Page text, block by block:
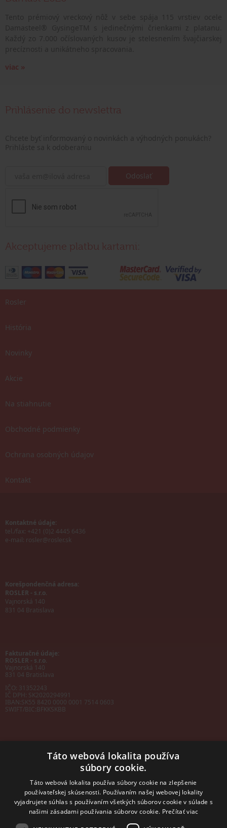
viac »
Prihlásenie do newslettra
Akceptujeme platbu kartami:
Rosler
História
Novinky
Akcie
Na stiahnutie
Obchodné podmienky
Ochrana osobných údajov
Kontakt
Kontaktné údaje:
tel./fax: +421 (0)2 4445 6436
e-mail: rosler@rosler.sk
Korešpondenčná adresa:
ROSLER - s.r.o.
Vajnorská 140
831 04 Bratislava
Fakturačné údaje:
ROSLER - s.r.o.
Vajnorská 140
831 04 Bratislava
IČO: 31352243
IČ DPH: SK2020294991
IBAN:SK55 8420 0000 0001 7514 0603
SWIFT/BIC:BFKKSKBB
sales@rosler.sk
Regionálni zástupcovia
Západ a stred:
+421 903 728 402
Táto webová lokalita používa
súbory cookie.
Táto webová lokalita používa súbory cookie na zlepšenie
používateľskej skúsenosti. Používaním našej webovej lokality
vyjadrujete súhlas s používaním všetkých súborov cookie v súlade s
našimi zásadami používania súborov cookie. Prečítať viac